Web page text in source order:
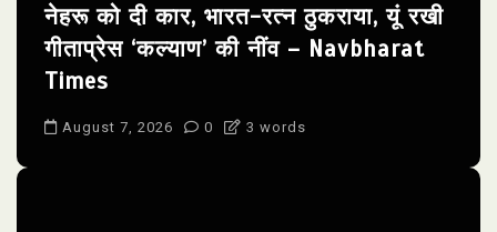
नेहरू को दी कार, भारत-रत्न ठुकराया, यूं रखी
गीताप्रेस ‘कल्याण’ की नींव – Navbharat
Times
August 7, 2026 0 3 words